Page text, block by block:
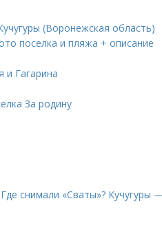
(Воронежская область)
поселка и пляжа + описание
и Гагарина
За родину
снимали «Сваты»? Кучугуры